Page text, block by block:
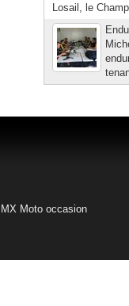
Losail, le
Moto occasion